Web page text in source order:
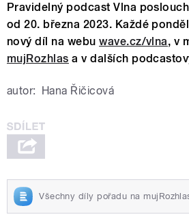
Pravidelný podcast Vlna
od 20. března 2023. Každé
nový díl na webuwave.cz/vlna, v
mujRozhlas a v dalších
autor: Hana Řičicová
Všechny díly pořadu na